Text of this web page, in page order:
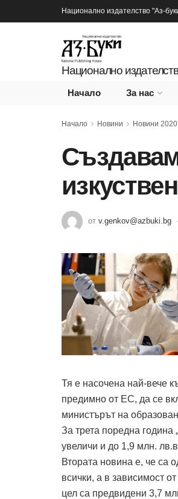
Национално издателство "Аз-
Национално
Начало За нас
Начало Новини Новини 2020
от v.genkov@azbuki.bg
Тя е насочена най-вече
предимно от ЕС, да се
министърът на
За трета поредна
увеличи и до 1,9 млн. лв.в
Втората новина е, че са
всички, а в зависимост
цел са предвидени 3,7